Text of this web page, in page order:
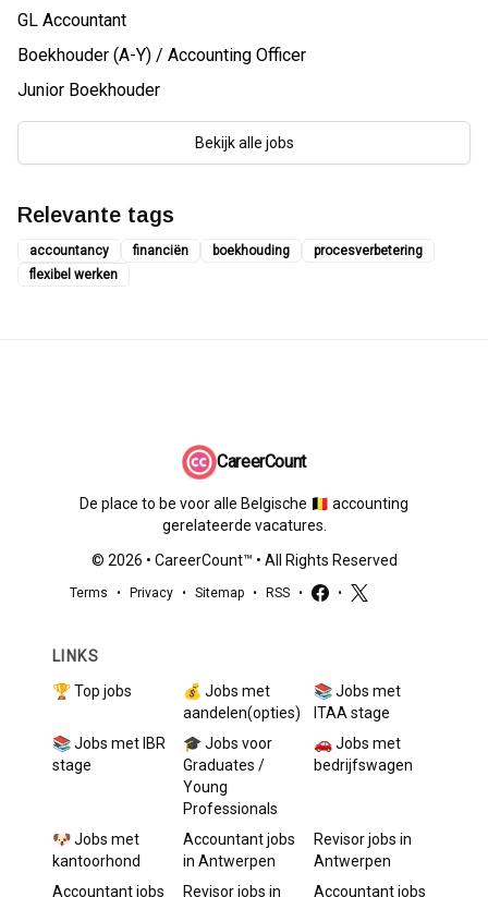
GL Accountant
Boekhouder (A-Y) / Accounting Officer
Junior Boekhouder
Bekijk alle jobs
Relevante tags
accountancy financiën boekhouding
procesverbetering
flexibel werken
CareerCount
De place to be voor alle Belgische 🇧🇪 accounting
gerelateerde vacatures.
© 2026 • CareerCount™ • All Rights Reserved
Terms • Privacy • Sitemap • RSS • •
LINKS
🏆 Top jobs
💰 Jobs met
aandelen(opties)
📚 Jobs met
ITAA stage
📚 Jobs met IBR
stage
🎓 Jobs voor
Graduates /
Young
Professionals
🚗 Jobs met
bedrijfswagen
🐶 Jobs met
kantoorhond
Accountantjobs
in Antwerpen
Revisorjobs in
Antwerpen
Accountantjobs Revisorjobs in Accountantjobs